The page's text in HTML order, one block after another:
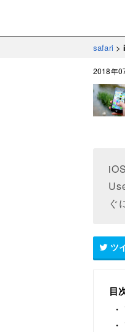
safari>
2018年
ぐ
ツ
目